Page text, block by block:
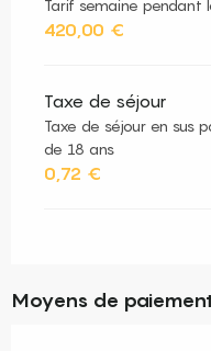
Tarif semaine pendant
420,00 €
Taxe de séjour
Taxe de séjour en sus
de 18 ans
0,72 €
Moyens de